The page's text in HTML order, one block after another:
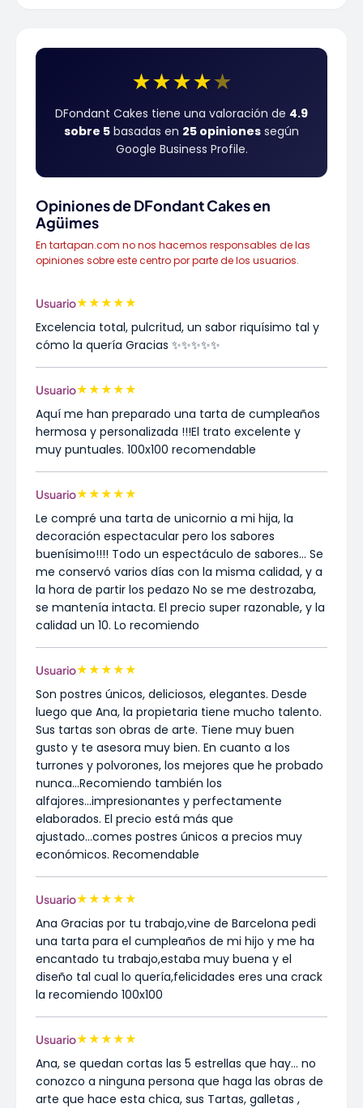
★★★★★
DFondant Cakes tiene una valoración de 4.9
sobre 5 basadas en 25 opiniones según
Google Business Profile.
Opiniones de DFondant Cakes en
Agüimes
En tartapan.com no nos hacemos responsables de las
opiniones sobre este centro por parte de los usuarios.
Usuario★★★★★
Excelencia total, pulcritud, un sabor riquísimo tal y
cómo la quería Gracias ✨✨✨✨✨
Usuario★★★★★
Aquí me han preparado una tarta de cumpleaños
hermosa y personalizada !!!El trato excelente y
muy puntuales. 100x100 recomendable
Usuario★★★★★
Le compré una tarta de unicornio a mi hija, la
decoración espectacular pero los sabores
buenísimo!!!! Todo un espectáculo de sabores... Se
me conservó varios días con la misma calidad, y a
la hora de partir los pedazo No se me destrozaba,
se mantenía intacta. El precio super razonable, y la
calidad un 10. Lo recomiendo
Usuario★★★★★
Son postres únicos, deliciosos, elegantes. Desde
luego que Ana, la propietaria tiene mucho talento.
Sus tartas son obras de arte. Tiene muy buen
gusto y te asesora muy bien. En cuanto a los
turrones y polvorones, los mejores que he probado
nunca...Recomiendo también los
alfajores...impresionantes y perfectamente
elaborados. El precio está más que
ajustado...comes postres únicos a precios muy
económicos. Recomendable
Usuario★★★★★
Ana Gracias por tu trabajo,vine de Barcelona pedi
una tarta para el cumpleaños de mi hijo y me ha
encantado tu trabajo,estaba muy buena y el
diseño tal cual lo quería,felicidades eres una crack
la recomiendo 100x100
Usuario★★★★★
Ana, se quedan cortas las 5 estrellas que hay… no
conozco a ninguna persona que haga las obras de
arte que hace esta chica, sus Tartas, galletas ,